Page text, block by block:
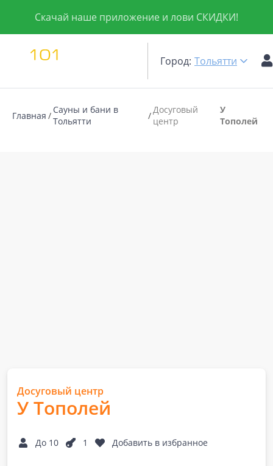
Скачай наше приложение и лови СКИДКИ!
Город: Тольятти
Главная
Сауны и бани в
Тольятти
Досуговый
центр
У
Тополей
Досуговый центр
У Тополей
До 10 1 Добавить в избранное